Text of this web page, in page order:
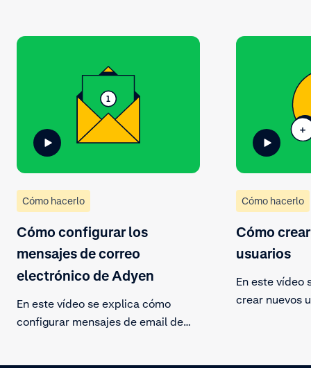
Cómo hacerlo
Cómo configurar los
mensajes de correo
electrónico de Adyen
En este vídeo se explica cómo
configurar mensajes de email de
Cómo hacerlo
Cómo
usuarios
En este vídeo
crear nuevos